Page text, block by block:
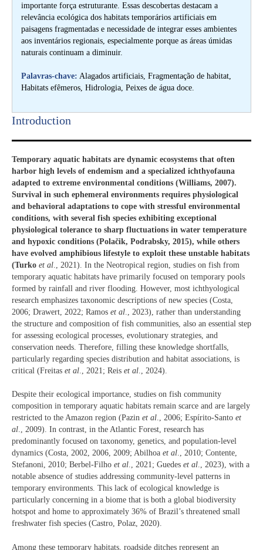
importante força estruturante. Essas descobertas destacam a
relevância ecológica dos habitats temporários artificiais em
paisagens fragmentadas e necessidade de integrar esses ambientes
aos inventários regionais, especialmente porque as áreas úmidas
naturais continuam a diminuir.
Palavras-chave: Alagados artificiais, Fragmentação de habitat,
Habitats efêmeros, Hidrologia, Peixes de água doce.
Introduction​
Temporary aquatic habitats are dynamic ecosystems that often
harbor high levels of endemism and a specialized ichthyofauna
adapted to extreme environmental conditions (Williams, 2007).
Survival in such ephemeral environments requires physiological
and behavioral adaptations to cope with stressful environmental
conditions, with several fish species exhibiting exceptional
physiological tolerance to sharp fluctuations in water temperature
and hypoxic conditions (Polačik, Podrabsky, 2015), while others
have evolved amphibious lifestyle to exploit these unstable habitats
(Turko et al ., 2021). In the Neotropical region, studies on fish from
temporary aquatic habitats have primarily focused on temporary pools
formed by rainfall and river flooding. However, most ichthyological
research emphasizes taxonomic descriptions of new species (Costa,
2006; Drawert, 2022; Ramos et al ., 2023), rather than understanding
the structure and composition of fish communities, also an essential step
for assessing ecological processes, evolutionary strategies, and
conservation needs. Therefore, filling these knowledge shortfalls,
particularly regarding species distribution and habitat associations, is
critical (Freitas et al ., 2021; Reis et al ., 2024).
Despite their ecological importance, studies on fish community
composition in temporary aquatic habitats remain scarce and are largely
restricted to the Amazon region (Pazin et al., 2006; Espírito-Santo et
al., 2009). In contrast, in the Atlantic Forest, research has
predominantly focused on taxonomy, genetics, and population-level
dynamics (Costa, 2002, 2006, 2009; Abilhoa et al., 2010; Contente,
Stefanoni, 2010; Berbel-Filho et al., 2021; Guedes et al., 2023), with a
notable absence of studies addressing community-level patterns in
temporary environments. This lack of ecological knowledge is
particularly concerning in a biome that is both a global biodiversity
hotspot and home to approximately 36% of Brazil’s threatened small
freshwater fish species (Castro, Polaz, 2020).
Among these temporary habitats, roadside ditches represent an